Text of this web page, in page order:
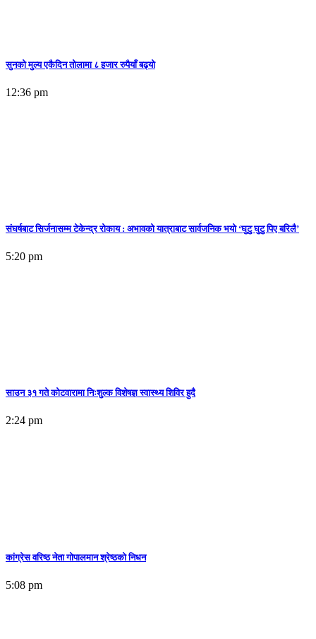
सुनकाे मुल्य एकैदिन तोलामा ८ हजार रुपैयाँ बढ्यो
12:36 pm
संघर्षबाट सिर्जनासम्म टेकेन्द्र रोकाय : अभावको यात्राबाट सार्वजनिक भयो ‘घुटु घुटु पिए बरिलै’
5:20 pm
साउन ३१ गते कोटवारामा निःशुल्क विशेषज्ञ स्वास्थ्य शिविर हुदै
2:24 pm
कांग्रेस वरिष्ठ नेता गोपालमान श्रेष्ठको निधन
5:08 pm